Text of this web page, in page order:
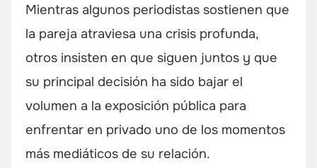
Mientras algunos periodistas sostienen que
la pareja atraviesa una crisis profunda,
otros insisten en que siguen juntos y que
su principal decisión ha sido bajar el
volumen a la exposición pública para
enfrentar en privado uno de los momentos
más mediáticos de su relación.